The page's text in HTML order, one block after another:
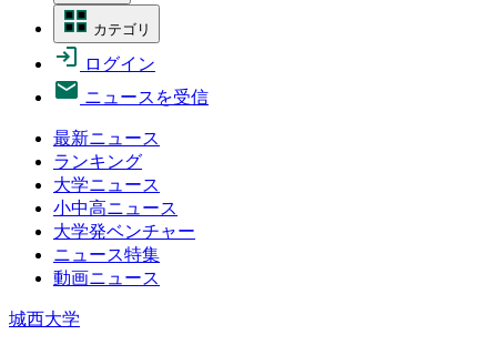
カテゴリ
ログイン
ニュースを受信
最新ニュース
ランキング
大学ニュース
小中高ニュース
大学発ベンチャー
ニュース特集
動画ニュース
城西大学